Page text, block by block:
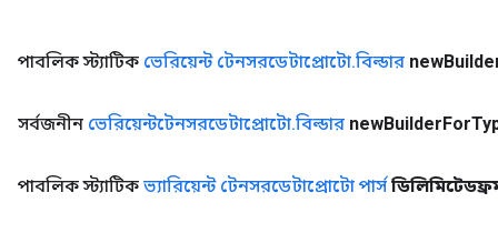
পাবলিক স্ট্যাটিক ভেরিয়েন্ট টেনসরডেটাপ্রোটো.বিল্ডার new
সর্বজনীন ভেরিয়েন্টটেনসরডেটাপ্রোটো.বিল্ডার newBuilderFor
পাবলিক স্ট্যাটিক ভ্যারিয়েন্ট টেনসরডেটাপ্রোটো পার্স